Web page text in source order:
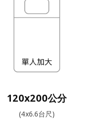
120x200公分
(4x6.6台尺)